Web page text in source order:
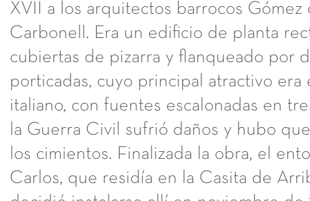
XVII a los arquitectos barrocos Gómez
Carbonell. Era un edificio de planta
cubiertas de pizarra y flanqueado por
porticadas, cuyo principal atractivo era
italiano, con fuentes escalonadas en
la Guerra Civil sufrió daños y hubo
los cimientos. Finalizada la obra, el
Carlos, que residía en la Casita de